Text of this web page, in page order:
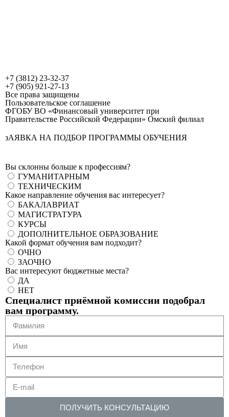
+7 (3812) 23-32-37
+7 (905) 921-27-13
Все права защищены
Пользовательское соглашение
ФГОБУ ВО «Финансовый университет при
Правительстве Российской Федерации» Омский филиал
зАЯВКА НА ПОДБОР ПРОГРАММЫ ОБУЧЕНИЯ
Вы склонны больше к профессиям?
ГУМАНИТАРНЫМ
ТЕХНИЧЕСКИМ
Какое направление обучения вас интересует?
БАКАЛАВРИАТ
МАГИСТРАТУРА
КУРСЫ
ДОПОЛНИТЕЛЬНОЕ ОБРАЗОВАНИЕ
Какой формат обучения вам подходит?
ОЧНО
ЗАОЧНО
Вас интересуют бюджетные места?
ДА
НЕТ
Специалист приёмной комиссии подобрал
вам программу.
ПОЛУЧИТЬ КОНСУЛЬТАЦИЮ